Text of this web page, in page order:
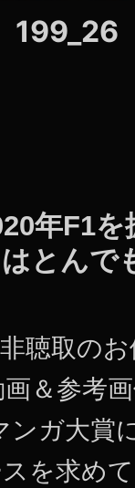
199_26
年F1
とんで
聴取の
＆参考
ンガ大賞
を求め